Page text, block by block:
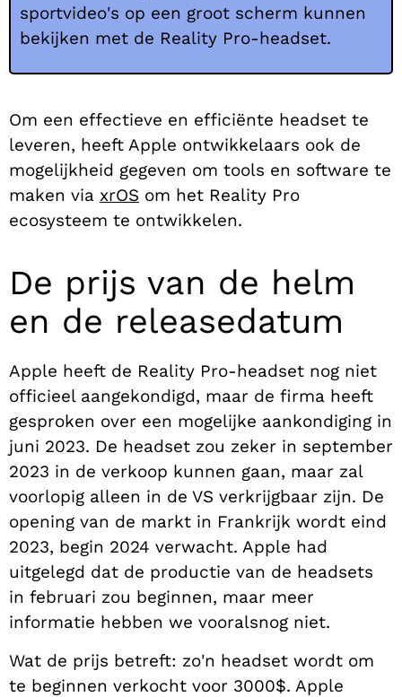
sportvideo's op een groot scherm kunnen
bekijken met de Reality Pro-headset.
Om een effectieve en efficiënte headset te
leveren, heeft Apple ontwikkelaars ook de
mogelijkheid gegeven om tools en software te
maken via xrOS om het Reality Pro
ecosysteem te ontwikkelen.
De prijs van de helm
en de releasedatum
Apple heeft de Reality Pro-headset nog niet
officieel aangekondigd, maar de firma heeft
gesproken over een mogelijke aankondiging in
juni 2023. De headset zou zeker in september
2023 in de verkoop kunnen gaan, maar zal
voorlopig alleen in de VS verkrijgbaar zijn. De
opening van de markt in Frankrijk wordt eind
2023, begin 2024 verwacht. Apple had
uitgelegd dat de productie van de headsets
in februari zou beginnen, maar meer
informatie hebben we vooralsnog niet.
Wat de prijs betreft: zo'n headset wordt om
te beginnen verkocht voor 3000$. Apple